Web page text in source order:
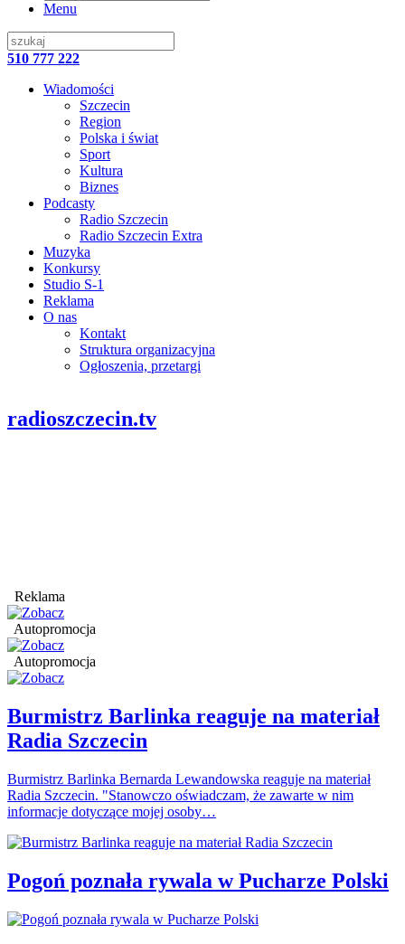
Menu
510 777 222
Wiadomości
Szczecin
Region
Polska i świat
Sport
Kultura
Biznes
Podcasty
Radio Szczecin
Radio Szczecin Extra
Muzyka
Konkursy
Studio S-1
Reklama
O nas
Kontakt
Struktura organizacyjna
Ogłoszenia, przetargi
radioszczecin.tv
Reklama
Autopromocja
Autopromocja
Burmistrz Barlinka reaguje na materiał
Radia Szczecin
Burmistrz Barlinka Bernarda Lewandowska reaguje na materiał
Radia Szczecin. "Stanowczo oświadczam, że zawarte w nim
informacje dotyczące mojej osoby…
Pogoń poznała rywala w Pucharze Polski